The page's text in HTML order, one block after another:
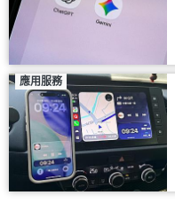
應用服務